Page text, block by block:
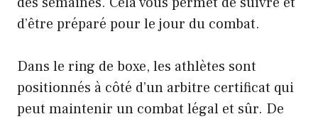
d’être préparé pour le jour du combat.
Dans le ring de boxe, les athlètes sont
positionnés à côté d’un arbitre certificat qui
peut maintenir un combat légal et sûr. De